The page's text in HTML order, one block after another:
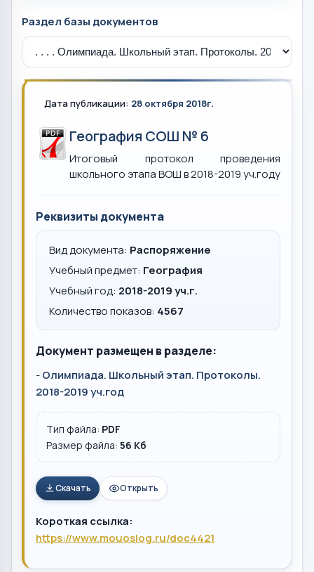
Раздел базы документов
Дата публикации: 28 октября 2018г.
География СОШ № 6
Итоговый протокол проведения
школьного этапа ВОШ в 2018-2019 уч.году
Реквизиты документа
Вид документа: Распоряжение
Учебный предмет: География
Учебный год: 2018-2019 уч.г.
Количество показов: 4567
Документ размещен в разделе:
-Олимпиада. Школьный этап. Протоколы.
2018-2019 уч.год
Тип файла: PDF
Размер файла: 56 Кб
Скачать Открыть
Короткая ссылка:
https://www.mouoslog.ru/doc4421